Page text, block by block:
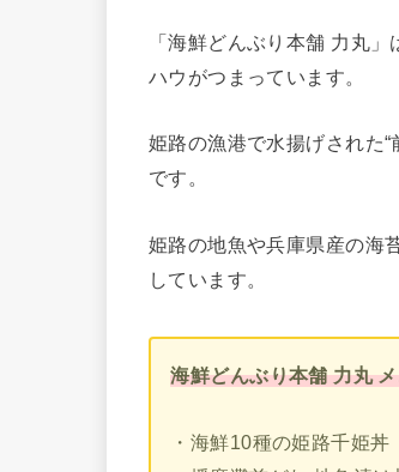
「海鮮どんぶり本舗 力丸
ハウがつまっています。
姫路の漁港で水揚げされた
です。
姫路の地魚や兵庫県産の海
しています。
海鮮どんぶり本舗 力丸
・海鮮10種の姫路千姫丼